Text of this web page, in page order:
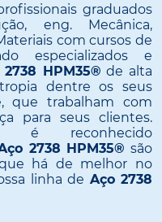
graduados
eng. Mecânica,
com cursos de
especializados e
2738 HPM35® de alta
dentre os seus
que trabalham com
para seus clientes.
é reconhecido
2738 HPM35® são
há de melhor no
linha de Aço 2738